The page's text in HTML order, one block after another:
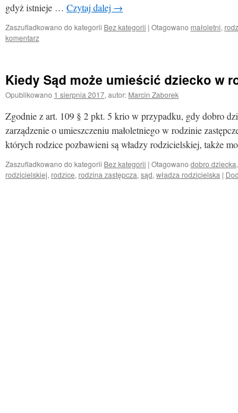
gdyż istnieje … Czytaj dalej →
Zaszufladkowano do kategorii Bez kategorii | Otagowano małoletni,
komentarz
Kiedy Sąd może umieścić dziecko w
Opublikowano 1 sierpnia 2017, autor: Marcin Zaborek
Zgodnie z art. 109 § 2 pkt. 5 krio w przypadku, gdy dobro
zarządzenie o umieszczeniu małoletniego w rodzinie
których rodzice pozbawieni są władzy rodzicielskiej, także
Zaszufladkowano do kategorii Bez kategorii | Otagowano dobro dziecka,
rodzicielskiej, rodzice, rodzina zastępcza, sąd, władza rodzicielska |